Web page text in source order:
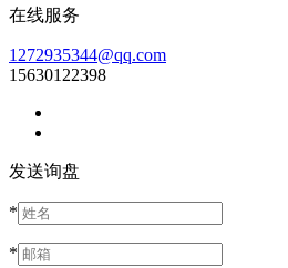
在线服务
1272935344@qq.com
15630122398
发送询盘
*
*